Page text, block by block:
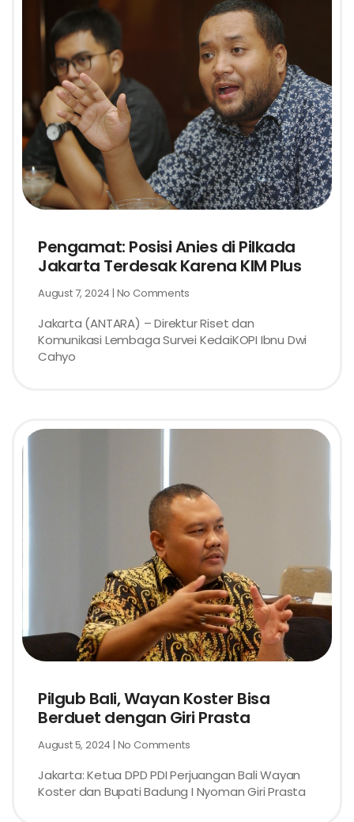
Pengamat: Posisi Anies di Pilkada
Jakarta Terdesak Karena KIM Plus
August 7, 2024 No Comments
Jakarta (ANTARA) – Direktur Riset dan
Komunikasi Lembaga Survei KedaiKOPI Ibnu Dwi
Cahyo
Pilgub Bali, Wayan Koster Bisa
Berduet dengan Giri Prasta
August 5, 2024 No Comments
Jakarta: Ketua DPD PDI Perjuangan Bali Wayan
Koster dan Bupati Badung I Nyoman Giri Prasta